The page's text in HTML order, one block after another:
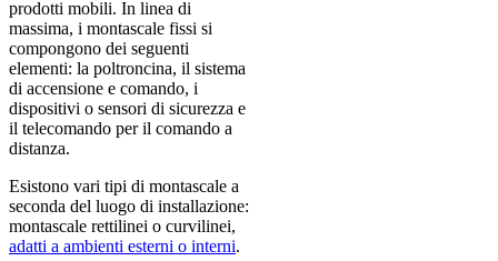
prodotti mobili. In linea di
massima, i montascale fissi si
compongono dei seguenti
elementi: la poltroncina, il sistema
di accensione e comando, i
dispositivi o sensori di sicurezza e
il telecomando per il comando a
distanza.
Esistono vari tipi di montascale a
seconda del luogo di installazione:
montascale rettilinei o curvilinei,
adatti a ambienti esterni o interni.